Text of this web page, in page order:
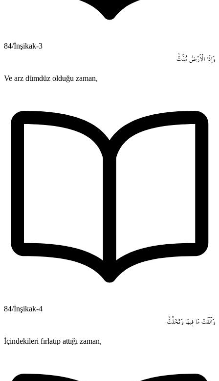
84/İnşikak-3
وَاِذَا الْاَرْضُ مُدَّتْۙ
Ve arz dümdüz olduğu zaman,
84/İnşikak-4
وَاَلْقَتْ مَا ف۪يهَا وَتَخَلَّتْۙ
İçindekileri fırlatıp attığı zaman,